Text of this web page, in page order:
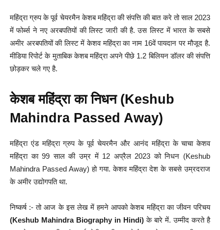
महिंद्रा ग्रुप के पूर्व चेयरमैन केशब महिंद्रा की संपत्ति की बात करे तो साल 2023
में फोर्ब्स ने नए अरबपतियों की लिस्ट जारी की है. उस लिस्ट में भारत के सबसे
अमीर अरबपतियों की लिस्ट में केशव महिंद्रा का नाम 16वें पायदान पर मौजूद है.
मीडिया रिपोर्ट के मुताबिक केशब महिंद्रा अपने पीछे 1.2 बिलियन डॉलर की संपत्ति
छोड़कर चले गए है.
केशब महिंद्रा का निधन (Keshub
Mahindra Passed Away)
महिंद्रा एंड महिंद्रा ग्रुप के पूर्व चेयरमैन और आनंद महिंद्रा के चाचा केशव
महिंद्रा का 99 साल की उम्र में 12 अप्रैल 2023 को निधन (Keshub
Mahindra Passed Away) हो गया. केशव महिंद्रा देश के सबसे उम्रदराज
के अमीर उद्योगपति था.
निष्कर्ष :- तो आज के इस लेख में हमने आपको केशब महिंद्रा का जीवन परिचय
(Keshub Mahindra Biography in Hindi) के बारे में. उम्मीद करते है